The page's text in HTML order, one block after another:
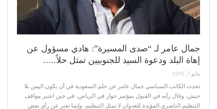
جمال عامر لـ “صدى المسيرة”: هادي مسؤول عن
إهاة البلد ودعوة السيد للجنوبيين تمثل حلاً..…
مايو 7, 2015
تحدث الكاتب السياسي جمال عامر عن حلم السعودية في أن يكون اليمن بلا
جيش، وقال رأيه في القبول بمؤتمر حوار في الرياض، في حين اعتبر مواقف
التنظيم الناصري المؤيدة للعدوان لا تمثل التنظيم، وإنما تعبر عن رأي بعض